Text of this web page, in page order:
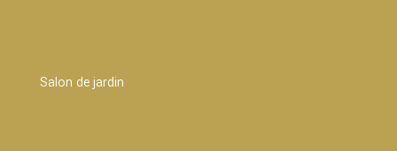
Salon de jardin